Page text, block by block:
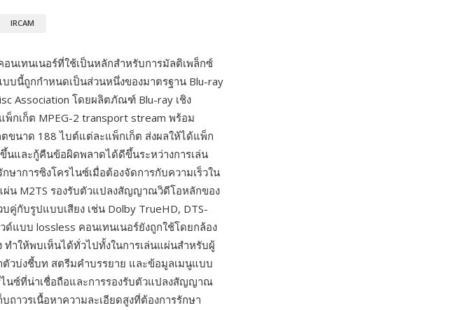
IRCAM
นเทนเนอร์ที่ใช้เป็นหลักสำหรับการมัลติเพล็กซ์
บบนี้ถูกกำหนดเป็นส่วนหนึ่งของมาตรฐาน Blu-ray
Association โดยผลิตภัณฑ์ Blu-ray เชิง
กเก็ต MPEG-2 transport stream พร้อม
ขนาด 188 ไบต์แต่ละแพ็กเก็ต ส่งผลให้ได้แพ็ก
นและกู้คืนข้อผิดพลาดได้ดีขึ้นระหว่างการเล่น
าการซิงโครไนซ์เมื่อต้องจัดการกับความเร็วใน
น M2TS รองรับตัวแปลงสัญญาณวิดีโอหลักของ
คู่กับรูปแบบเสียง เช่น Dolby TrueHD, DTS-
ด์แบบ lossless คอนเทนเนอร์ยังถูกใช้โดยกล้อง
ำให้พบเห็นได้ทั่วไปทั้งในการเล่นแผ่นสำหรับผู้
วบ่งชี้บท สตรีมคำบรรยาย และข้อมูลเมนูแบบ
นซ์ที่น่าเชื่อถือและการรองรับตัวแปลงสัญญาณ
ถาวรเนื้อหาความละเอียดสูงที่ต้องการรักษา